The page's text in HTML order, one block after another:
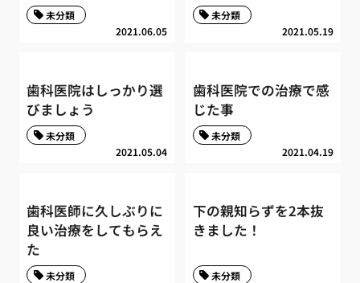
2021.06.05
未分類
2021.05.19
未分類
歯科医院はしっかり選
びましょう
2021.05.04
未分類
歯科医院での治療で感
じた事
2021.04.19
未分類
歯科医師に久しぶりに
良い治療をしてもらえ
た
未分類
下の親知らずを2本抜
きました！
未分類